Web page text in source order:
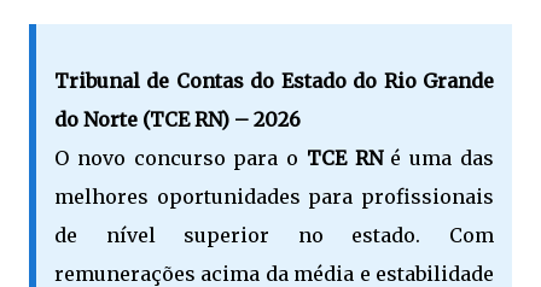
Tribunal de Contas do Estado do Rio Grande
do Norte (TCE RN) – 2026
O novo concurso para o TCE RNé uma das
melhores oportunidades para profissionais
de nível superior no estado. Com
remunerações acima da média e estabilidade